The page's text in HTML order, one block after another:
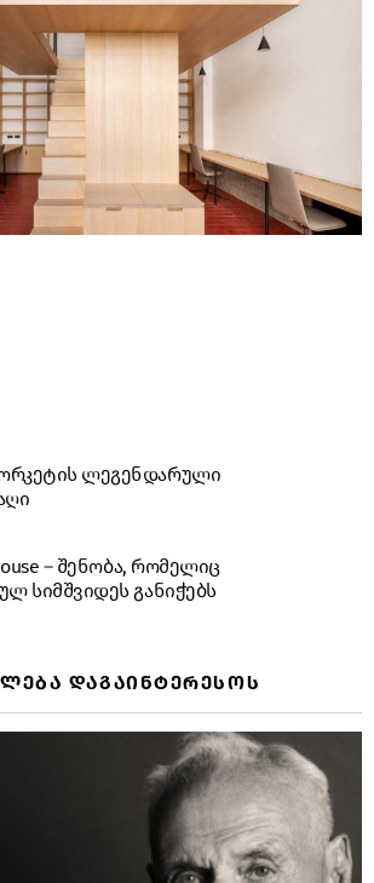
ლეგენდარული
– შენობა, რომელიც
სიმშვიდეს განიჭებს
ᲓᲐᲒᲐᲘᲜᲢᲔᲠᲔᲡᲝᲡ